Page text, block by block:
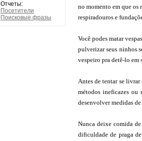
Отчеты:
Посетители
Поисковые фразы
no momento em que os
respiradouros e
Você podes matar
pulverizar seus ninhos
vespeiro pra detê-lo em
Antes de tentar se
métodos ineficazes
desenvolver medidas
Nunca deixe comida
dificuldade de praga